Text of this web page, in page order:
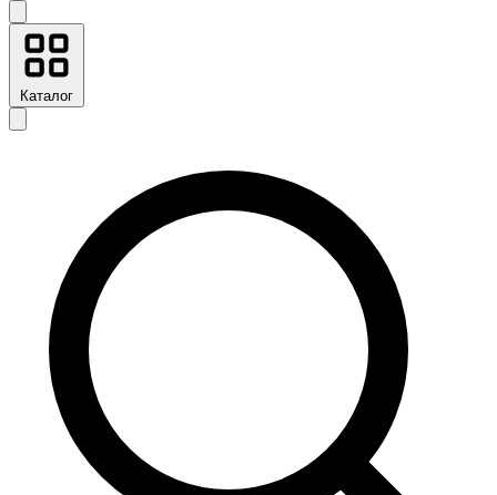
Каталог